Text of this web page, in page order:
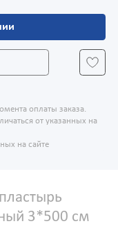
оплаты заказа.
от указанных на
на сайте
3*500 см